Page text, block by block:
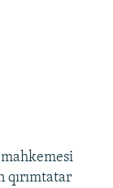
mahkemesi